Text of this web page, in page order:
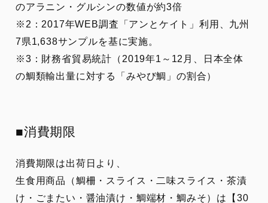
のアラニン・グルシンの数値が約3倍
※2：2017年WEB調査「アンとケイト」利用、九州
7県1,638サンプルを基に実施。
※3：財務省貿易統計（2019年1～12月、日本全体
の鯛類輸出量に対する「みやび鯛」の割合）
■消費期限
消費期限は出荷日より、
生食用商品（鯛柵・スライス・二味スライス・茶漬
け・ごまたい・醤油漬け・鯛端材・鯛みそ）は【30